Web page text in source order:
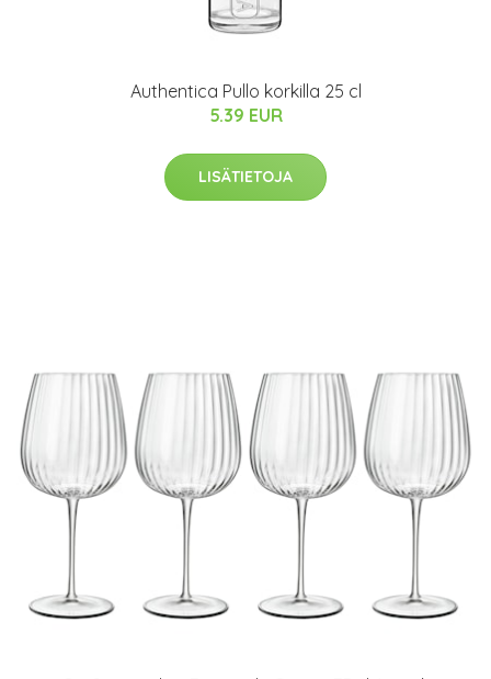
Authentica Pullo korkilla 25 cl
5.39 EUR
LISÄTIETOJA